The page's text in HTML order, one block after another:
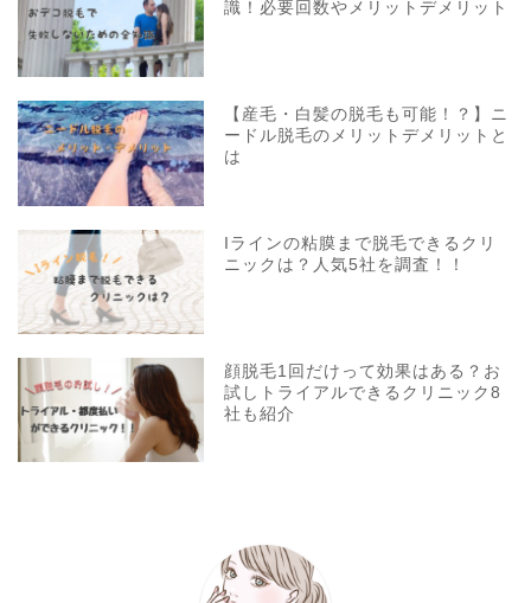
識！必要回数やメリットデメリット
【産毛・白髪の脱毛も可能！？】ニ
ードル脱毛のメリットデメリットと
は
Iラインの粘膜まで脱毛できるクリ
ニックは？人気5社を調査！！
顔脱毛1回だけって効果はある？お
試しトライアルできるクリニック8
社も紹介